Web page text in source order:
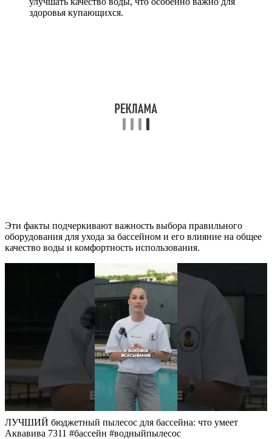
здоровья купающихся.
Эти факты подчеркивают важность выбора правильного
оборудования для ухода за бассейном и его влияние на общее
качество воды и комфортность использования.
ЛУЧШИЙ бюджетный пылесос для бассейна: что умеет
Аквавива 7311 #бассейн #водныйпылесос